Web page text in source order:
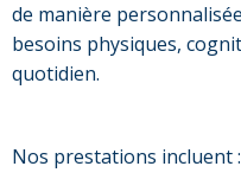
de manière
besoins physiques,
quotidien.
Nos prestations incluent :